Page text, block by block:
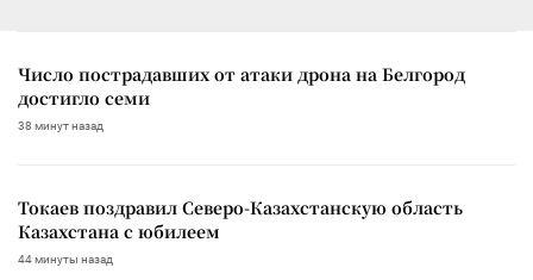
Число пострадавших от атаки дрона на Белгород
достигло семи
38 минут назад
Токаев поздравил Северо-Казахстанскую область
Казахстана с юбилеем
44 минуты назад